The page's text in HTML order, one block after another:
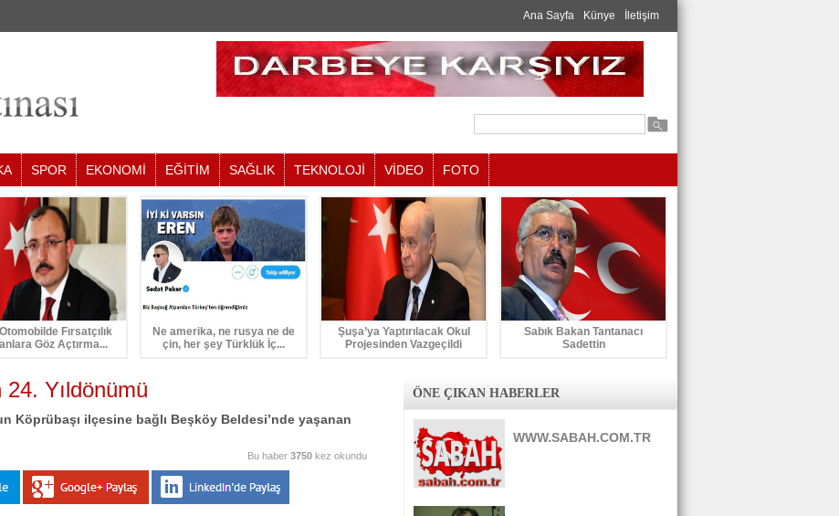
Ana Sayfa Künye İletişim
SPOR EKONOMİ EĞİTİM SAĞLIK TEKNOLOJİ VİDEO FOTO
Otomobilde Fırsatçılık
Göz Açtırma...
Ne amerika, ne rusya ne de
çin, her şey Türklük İç...
Şuşa’ya Yaptırılacak Okul
Projesinden Vazgeçildi
Sabık Bakan Tantanacı
Sadettin
Yıldönümü
Köprübaşı ilçesine bağlı Beşköy Beldesi’nde yaşanan
Bu haber 3750 kez okundu
ÖNE ÇIKAN HABERLER
WWW.SABAH.COM.TR